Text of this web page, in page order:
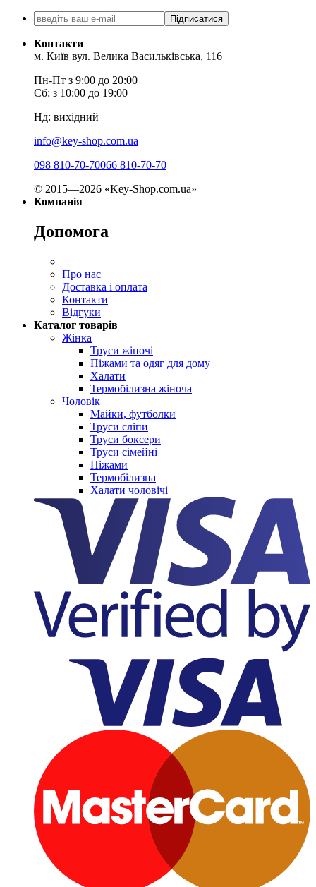
Підписатися
Контакти
м. Київ вул. Велика Васильківська, 116
Пн-Пт з 9:00 до 20:00
Сб: з 10:00 до 19:00
Нд: вихідний
info@key-shop.com.ua
098 810-70-70066 810-70-70
© 2015—2026 «Key-Shop.com.ua»
Компанія
Допомога
Про нас
Доставка і оплата
Контакти
Відгуки
Каталог товарів
Жінка
Труси жіночі
Піжами та одяг для дому
Халати
Термобілизна жіноча
Чоловік
Майки, футболки
Труси сліпи
Труси боксери
Труси сімейні
Піжами
Термобілизна
Халати чоловічі